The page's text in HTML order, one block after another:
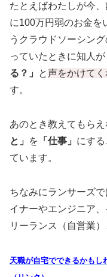
たとえばわたしが今
に100万円弱のお金を
うクラウドソーシン
っていたときに知人が
る？」
と声をかけて
す。
あのとき教えてもら
と」
を 「仕事」 にす
ています。
ちなみにランサーズ
イナーやエンジニア
リーランス（自営業
天職が自宅でできるかもし